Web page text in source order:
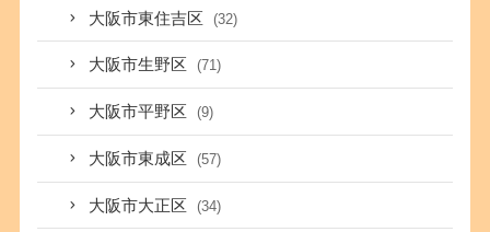
大阪市東住吉区 (32)
大阪市生野区 (71)
大阪市平野区 (9)
大阪市東成区 (57)
大阪市大正区 (34)